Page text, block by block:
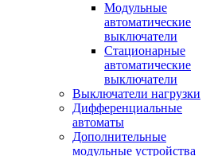
Модульные
автоматические
выключатели
Стационарные
автоматические
выключатели
Выключатели нагрузки
Дифференциальные
автоматы
Дополнительные
модульные устройства